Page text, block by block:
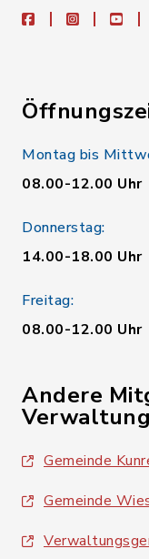
facebookinstagram
Montag bis
08.00-12.00 Uhr
Donnerstag:
14.00-18.00 Uhr
Freitag:
08.00-12.00 Uhr
Andere
Gemeinde
Gemeinde